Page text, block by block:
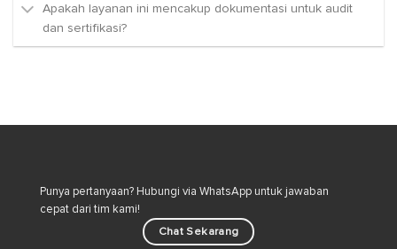
Apakah layanan ini mencakup dokumentasi untuk audit
dan sertifikasi?
Punya pertanyaan? Hubungi via WhatsApp untuk jawaban
cepat dari tim kami!
Chat Sekarang